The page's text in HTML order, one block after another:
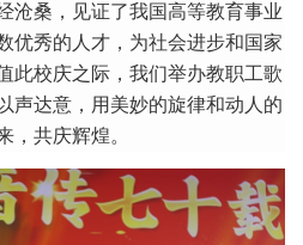
沧桑，见证了我国高等教育事业
优秀的人才，为社会进步和国家
此校庆之际，我们举办教职工歌
声达意，用美妙的旋律和动人的
，共庆辉煌。